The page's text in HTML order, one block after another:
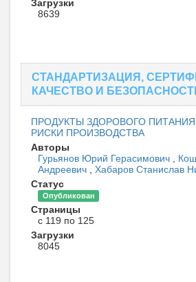
Загрузки
8639
СТАНДАРТИЗАЦИЯ,
КАЧЕСТВО И
ПРОДУКТЫ ЗДОРОВОГО
РИСКИ ПРОИЗВОДСТВА
Авторы
Гурьянов Юрий Герасимович
Андреевич
Хабаров Станислав
Статус
Опубликован
Страницы
с 119 по 125
Загрузки
8045